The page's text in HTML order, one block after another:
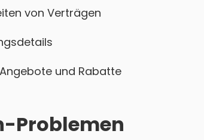
von Verträgen
und Rabatte
Problemen